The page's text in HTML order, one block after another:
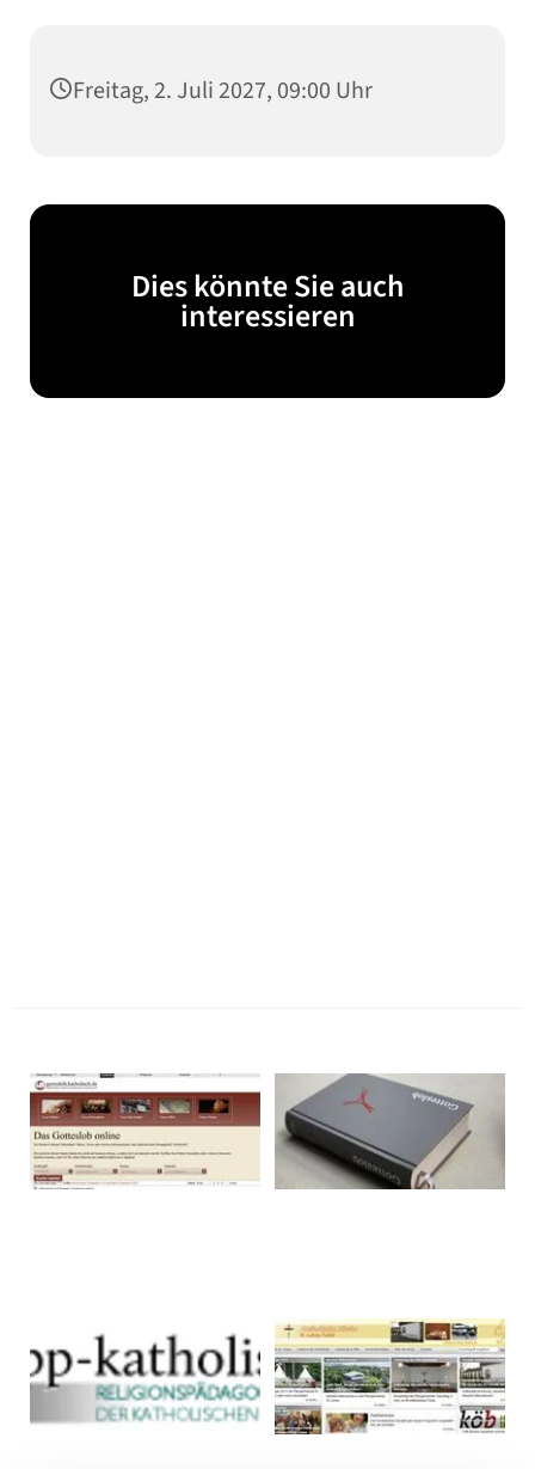
Freitag, 2. Juli 2027, 09:00 Uhr
Dies könnte Sie auch
interessieren